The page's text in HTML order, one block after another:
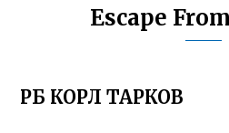
Escape
РБ КОРЛ ТАРКОВ